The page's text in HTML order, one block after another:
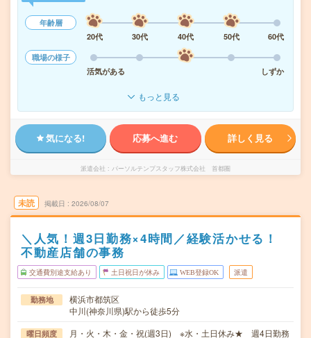
年齢層
20代
30代 40代 50代
60代
職場の様子
活気がある
しずか
もっと見る
気になる! 応募へ進む 詳しく見る
派遣会社 パーソルテンプスタッフ株式会社 首都圏
未読 掲載日 2026/08/07
＼人気！週3日勤務×4時間／経験活かせる！
不動産店舗の事務
交通費別途支給あり 土日祝日が休み WEB登録OK 派遣
勤務地
横浜市都筑区
中川(神奈川県)駅から徒歩5分
曜日頻度
月・火・木・金・祝(週3日) ※水・土日休み★ 週4日勤務